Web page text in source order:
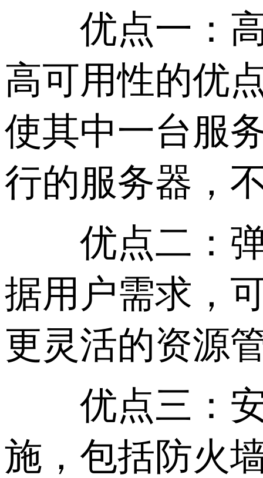
优点一：高
高可用性的优
使其中一台服
行的服务器，
优点二：弹
据用户需求，
更灵活的资源
优点三：安
施，包括防火